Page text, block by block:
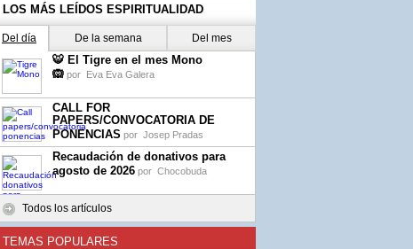
LOS MÁS LEÍDOS ESPIRITUALIDAD
Del día De la semana Del mes
🐯 El Tigre en el mes Mono
🙉 por Eva Eva Galera
CALL FOR
PAPERS/CONVOCATORIA DE
PONENCIAS por Josep Pradas
Recaudación de donativos para
agosto de 2026 por Chocobuda
Todos los artículos
TEMAS POPULARES